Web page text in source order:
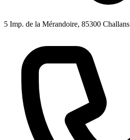
5 Imp. de la Mérandoire, 85300 Challans